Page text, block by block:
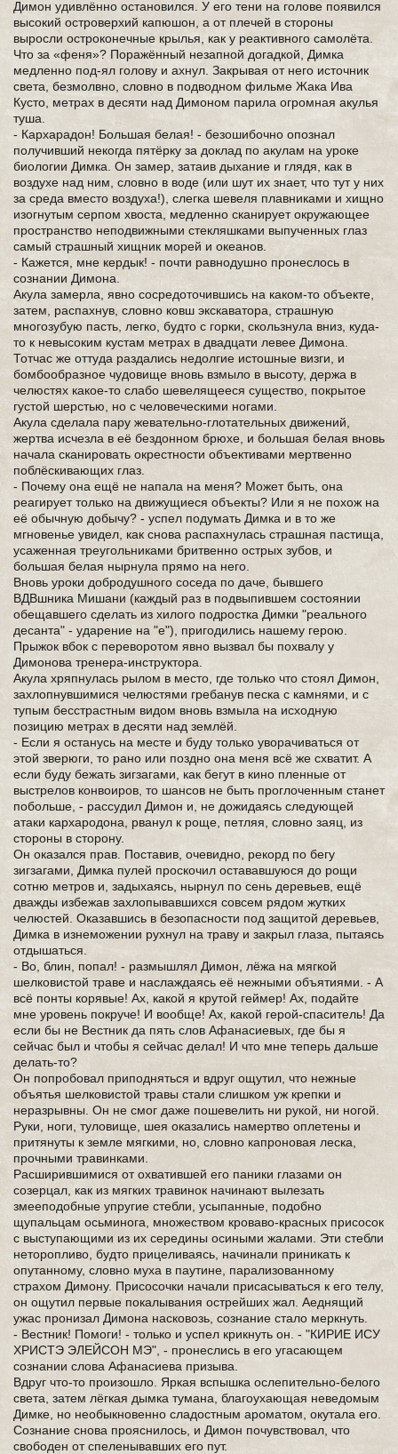
Димон удивлённо остановился. У его тени на голове появился
высокий островерхий капюшон, а от плечей в стороны
выросли остроконечные крылья, как у реактивного самолёта.
Что за «феня»? Поражённый незапной догадкой, Димка
медленно под-ял голову и ахнул. Закрывая от него источник
света, безмолвно, словно в подводном фильме Жака Ива
Кусто, метрах в десяти над Димоном парила огромная акулья
туша.
- Кархарадон! Большая белая! - безошибочно опознал
получивший некогда пятёрку за доклад по акулам на уроке
биологии Димка. Он замер, затаив дыхание и глядя, как в
воздухе над ним, словно в воде (или шут их знает, что тут у них
за среда вместо воздуха!), слегка шевеля плавниками и хищно
изогнутым серпом хвоста, медленно сканирует окружающее
пространство неподвижными стекляшками выпученных глаз
самый страшный хищник морей и океанов.
- Кажется, мне кердык! - почти равнодушно пронеслось в
сознании Димона.
Акула замерла, явно сосредоточившись на каком-то объекте,
затем, распахнув, словно ковш экскаватора, страшную
многозубую пасть, легко, будто с горки, скользнула вниз, куда-
то к невысоким кустам метрах в двадцати левее Димона.
Тотчас же оттуда раздались недолгие истошные визги, и
бомбообразное чудовище вновь взмыло в высоту, держа в
челюстях какое-то слабо шевелящееся существо, покрытое
густой шерстью, но с человеческими ногами.
Акула сделала пару жевательно-глотательных движений,
жертва исчезла в её бездонном брюхе, и большая белая вновь
начала сканировать окрестности объективами мертвенно
поблёскивающих глаз.
- Почему она ещё не напала на меня? Может быть, она
реагирует только на движущиеся объекты? Или я не похож на
её обычную добычу? - успел подумать Димка и в то же
мгновенье увидел, как снова распахнулась страшная пастища,
усаженная треугольниками бритвенно острых зубов, и
большая белая нырнула прямо на него.
Вновь уроки добродушного соседа по даче, бывшего
ВДВшника Мишани (каждый раз в подвыпившем состоянии
обещавшего сделать из хилого подростка Димки "реального
десанта" - ударение на "е"), пригодились нашему герою.
Прыжок вбок с переворотом явно вызвал бы похвалу у
Димонова тренeра-инструктора.
Акула хряпнулась рылом в место, где только что стоял Димон,
захлопнувшимися челюстями гребанув песка с камнями, и с
тупым бесстрастным видом вновь взмыла на исходную
позицию метрах в десяти над землёй.
- Если я останусь на месте и буду только уворачиваться от
этой зверюги, то рано или поздно она меня всё же схватит. А
если буду бежать зигзагами, как бегут в кино пленные от
выстрелов конвоиров, то шансов не быть проглоченным станет
побольше, - рассудил Димон и, не дожидаясь следующей
атаки кархародона, рванул к роще, петляя, словно заяц, из
стороны в сторону.
Он оказался прав. Поставив, очевидно, рекорд по бегу
зигзагами, Димка пулей проскочил остававшуюся до рощи
сотню метров и, задыхаясь, нырнул по сень деревьев, ещё
дважды избежав захлопывавшихся совсем рядом жутких
челюстей. Оказавшись в безопасности под защитой деревьев,
Димка в изнеможении рухнул на траву и закрыл глаза, пытаясь
отдышаться.
- Во, блин, попал! - размышлял Димон, лёжа на мягкой
шелковистой траве и наслаждаясь её нежными объятиями. - А
всё понты корявые! Ах, какой я крутой геймер! Ах, подайте
мне уровень покруче! И вообще! Ах, какой герой-спаситель! Да
если бы не Вестник да пять слов Афанасиевых, где бы я
сейчас был и чтобы я сейчас делал! И что мне теперь дальше
делать-то?
Он попробовал приподняться и вдруг ощутил, что нежные
объятья шелковистой травы стали слишком уж крепки и
неразрывны. Он не смог даже пошевелить ни рукой, ни ногой.
Руки, ноги, туловище, шея оказались намертво оплетены и
притянуты к земле мягкими, но, словно капроновая леска,
прочными травинками.
Расширившимися от охватившей его паники глазами он
созерцал, как из мягких травинок начинают вылезать
змееподобные упругие стебли, усыпанные, подобно
щупальцам осьминога, множеством кроваво-красных присосок
с выступающими из их середины осиными жалами. Эти стебли
неторопливо, будто прицеливаясь, начинали приникать к
опутанному, словно муха в паутине, парализованному
страхом Димону. Присосочки начали присасываться к его телу,
он ощутил первые покалывания острейших жал. Аеднящий
ужас пронизал Димона насковозь, сознание стало меркнуть.
- Вестник! Помоги! - только и успел крикнуть он. - "КИРИЕ ИСУ
ХРИСТЭ ЭЛЕЙСОН МЭ", - пронеслись в его угасающем
сознании слова Афанасиева призыва.
Вдруг что-то произошло. Яркая вспышка ослепительно-белого
света, затем лёгкая дымка тумана, благоухающая неведомым
Димке, но необыкновенно сладостным ароматом, окутала его.
Сознание снова прояснилось, и Димон почувствовал, что
свободен от спеленывавших его пут.